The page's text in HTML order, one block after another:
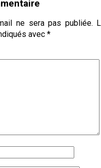
ne sera pas publiée.
avec *